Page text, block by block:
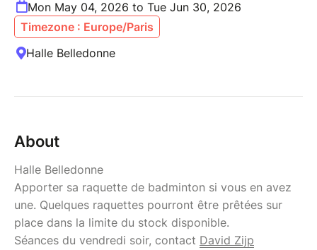
Mon May 04, 2026 to Tue Jun 30, 2026
Timezone : Europe/Paris
Halle Belledonne
About
Halle Belledonne
Apporter sa raquette de badminton si vous en avez
une. Quelques raquettes pourront être prêtées sur
place dans la limite du stock disponible.
Séances du vendredi soir, contact David Zijp